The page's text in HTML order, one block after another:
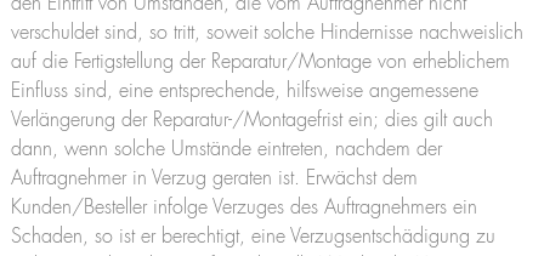
den Eintritt von Umständen, die vom Auftragnehmer nicht
verschuldet sind, so tritt, soweit solche Hindernisse nachweislich
auf die Fertigstellung der Reparatur/Montage von erheblichem
Einfluss sind, eine entsprechende, hilfsweise angemessene
Verlängerung der Reparatur-/Montagefrist ein; dies gilt auch
dann, wenn solche Umstände eintreten, nachdem der
Auftragnehmer in Verzug geraten ist. Erwächst dem
Kunden/Besteller infolge Verzuges des Auftragnehmers ein
Schaden, so ist er berechtigt, eine Verzugsentschädigung zu